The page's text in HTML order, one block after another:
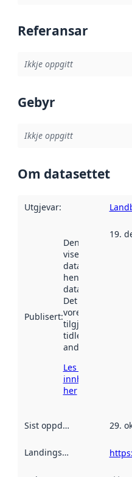
Referansar
Ikkje oppgitt
Gebyr
Ikkje oppgitt
Om datasettet
Utgjevar:
Publisert:
Denne datoen
viser når
datasettet vart
henta inn av
data.norge.no.
Det kan ha
vore
tilgjengeleg
tidlegare
andre stader.
Les meir om
innhenting
her
19.
Sist oppdatert 29.
Landingsside